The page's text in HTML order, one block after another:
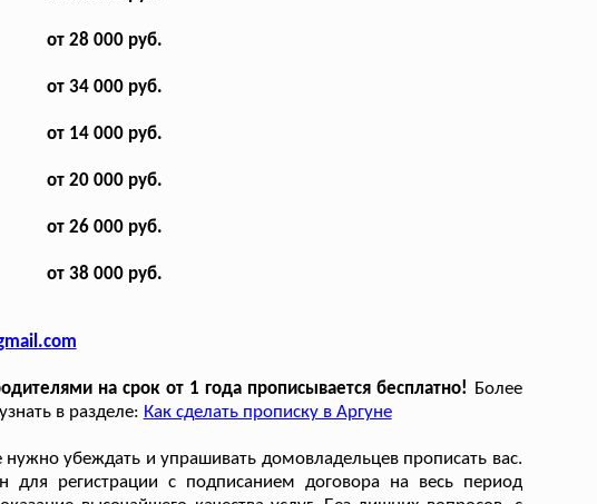
от 28 000 руб.
от 34 000 руб.
от 14 000 руб.
от 20 000 руб.
от 26 000 руб.
от 38 000 руб.
на срок от 1 года прописывается бесплатно! Более
в разделе: Как сделать прописку в Аргуне
нужно убеждать и упрашивать домовладельцев прописать вас.
регистрации с подписанием договора на весь период